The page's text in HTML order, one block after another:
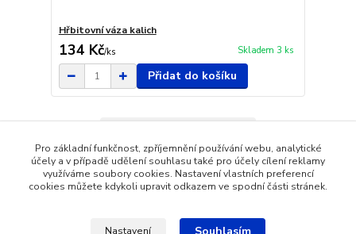
Hřbitovní váza kalich
134 Kč/ks Skladem 3 ks
Přidat do košíku
strana z 2další
Pro základní funkčnost, zpříjemnění používání webu, analytické
účely a v případě udělení souhlasu také pro účely cílení reklamy
využíváme soubory cookies. Nastavení vlastních preferencí
cookies můžete kdykoli upravit odkazem ve spodní části stránek.
Nastavení